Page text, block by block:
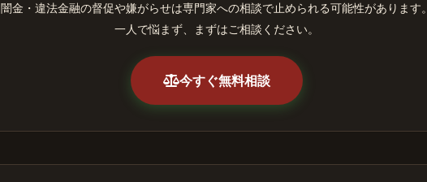
闇金・違法金融の督促や嫌がらせは専門家への相談で止められる可能性があります。
一人で悩まず、まずはご相談ください。
今すぐ無料相談